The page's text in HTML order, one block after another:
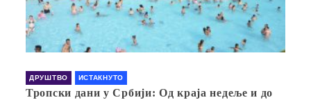
ДРУШТВО ИСТАКНУТО
Тропски дани у Србији: Од краја недеље и до